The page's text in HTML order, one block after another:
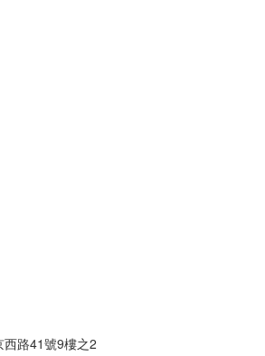
路41號9樓之2